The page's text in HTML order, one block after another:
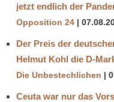
jetzt endlich der
Opposition 24
Der Preis der
Helmut Kohl die
Die Unbestechlichen
Ceuta war nur das